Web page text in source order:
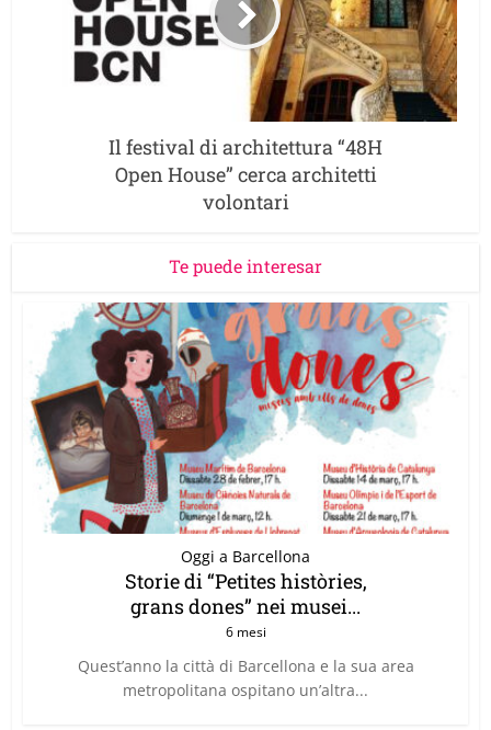
Il festival di architettura “48H
Open House” cerca architetti
volontari
Te puede interesar
Oggi a Barcellona
Storie di “Petites històries,
grans dones” nei musei...
6 mesi
Quest’anno la città di Barcellona e la sua area
metropolitana ospitano un’altra...